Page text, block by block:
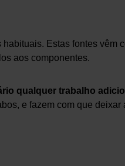
Estas fontes vêm
aos componentes.
qualquer trabalho
e fazem com que deixar